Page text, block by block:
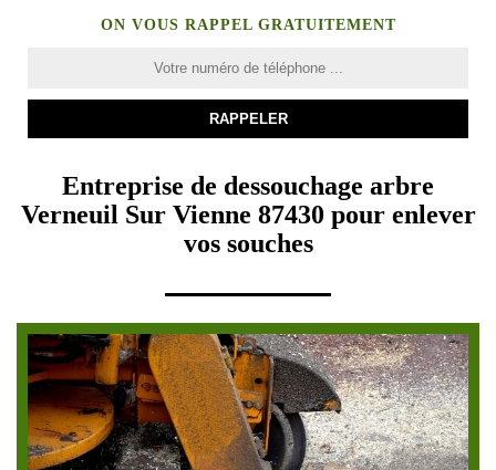
ON VOUS RAPPEL GRATUITEMENT
Entreprise de dessouchage arbre
Verneuil Sur Vienne 87430 pour enlever
vos souches